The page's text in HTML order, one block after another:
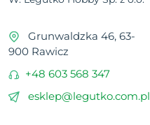
Grunwaldzka 46, 63-
900 Rawicz
+48 603 568 347
esklep@legutko.com.pl